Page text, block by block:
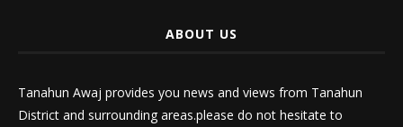
ABOUT US
Tanahun Awaj provides you news and views from Tanahun
District and surrounding areas.please do not hesitate to